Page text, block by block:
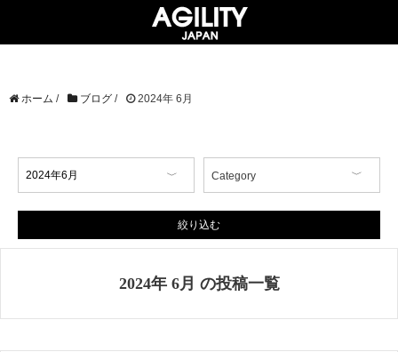
ホーム / ブログ / 2024年 6月
Category
AGILITY Affa(アジリティ アフ
ァ)
ブランド
絞り込む
2024年 6月 の投稿一覧